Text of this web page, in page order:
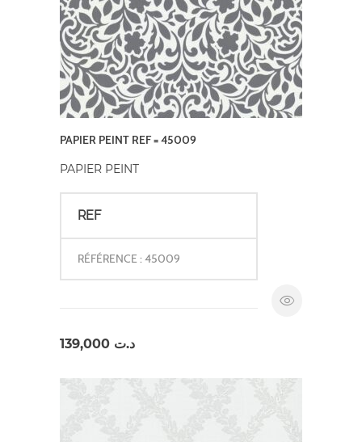
PAPIER PEINT REF = 45009
PAPIER PEINT
REF
RÉFÉRENCE : 45009
د.ت